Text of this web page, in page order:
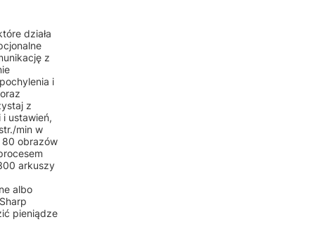
działa
z
i
z
ustawień,
min w
80 obrazów
arkuszy
albo
pieniądze